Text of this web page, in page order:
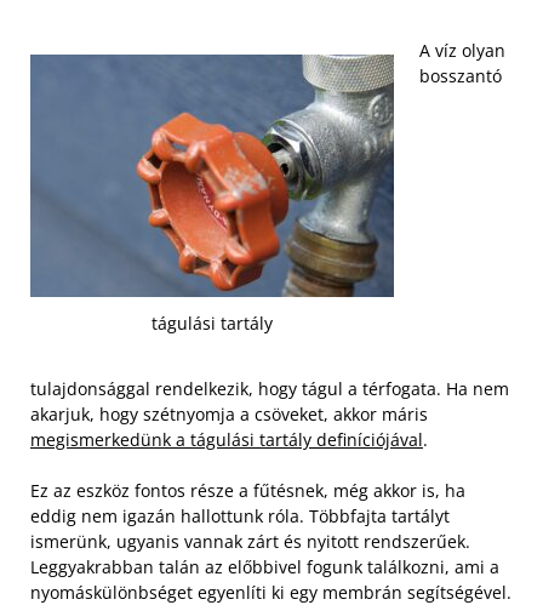
tágulási tartály
A víz olyan
bosszantó
tulajdonsággal rendelkezik, hogy tágul a térfogata. Ha nem
akarjuk, hogy szétnyomja a csöveket, akkor máris
megismerkedünk a tágulási tartály definíciójával.
Ez az eszköz fontos része a fűtésnek, még akkor is, ha
eddig nem igazán hallottunk róla. Többfajta tartályt
ismerünk, ugyanis vannak zárt és nyitott rendszerűek.
Leggyakrabban talán az előbbivel fogunk találkozni, ami a
nyomáskülönbséget egyenlíti ki egy membrán segítségével.